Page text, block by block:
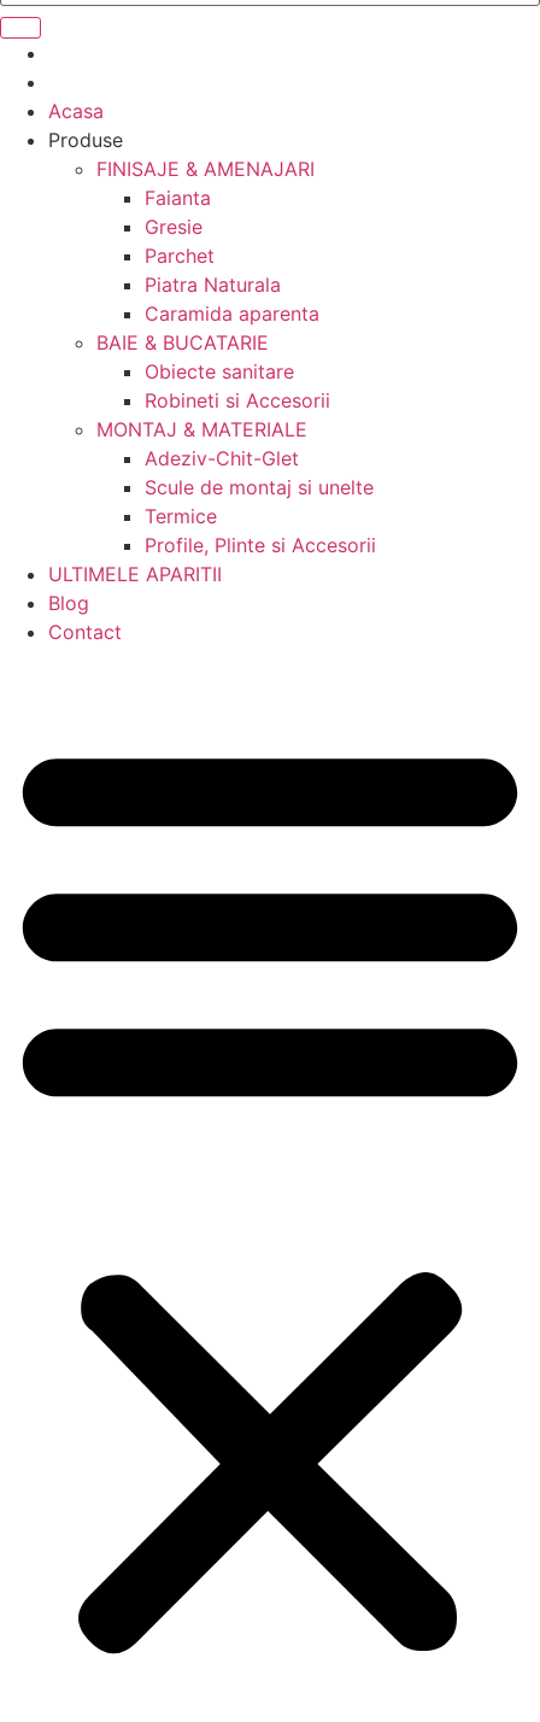
Acasa
Produse
FINISAJE & AMENAJARI
Faianta
Gresie
Parchet
Piatra Naturala
Caramida aparenta
BAIE & BUCATARIE
Obiecte sanitare
Robineti si Accesorii
MONTAJ & MATERIALE
Adeziv-Chit-Glet
Scule de montaj si unelte
Termice
Profile, Plinte si Accesorii
ULTIMELE APARITII
Blog
Contact